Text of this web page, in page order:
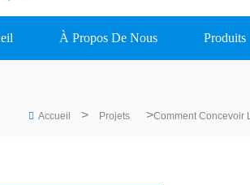
À Propos De Nous Produits
Accueil > Projets >Comment Concevoir